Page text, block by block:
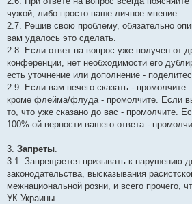
чужой, либо просто ваше личное мнение.
2.7. Решив свою проблему, обязательно
вам удалось это сделать.
2.8. Если ответ на вопрос уже получен от
конференции, нет необходимости его
есть уточнение или дополнение -
2.9. Если вам нечего сказать -
кроме флейма/флуда - промолчите. Если
то, что уже сказано до вас - промолчите.
100%-ой верности вашего ответа -
3. Запреты
3.1. Запрещается призывать к нарушению
законодательства, высказывания
межнациональной розни, и всего прочего,
УК Украины.